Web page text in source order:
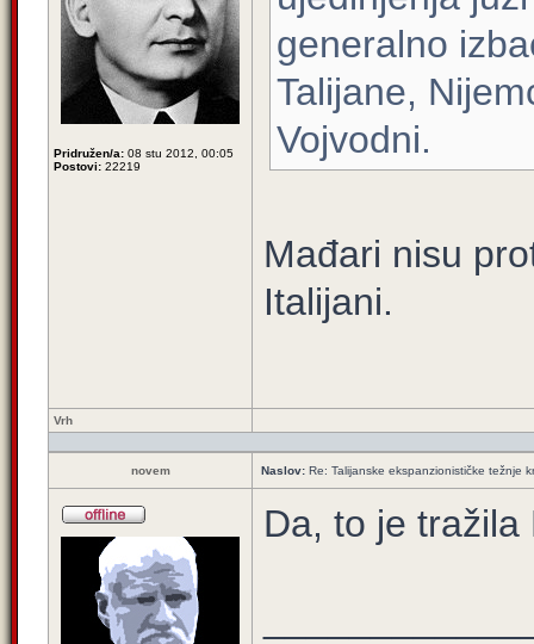
Pridružen/a: 08 stu 2012, 00:05
Postovi: 22219
generalno
Talijane,
Vojvodni.
Mađari nisu
Italijani.
Vrh
novem Naslov: Re: Talijanske ekspanzionističke težnje
Da, to je tražila